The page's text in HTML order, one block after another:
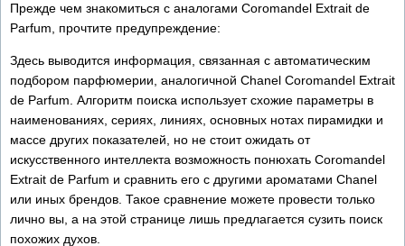
Прежде чем знакомиться с аналогами Coromandel Extrait de
Parfum, прочтите предупреждение:
Здесь выводится информация, связанная с автоматическим
подбором парфюмерии, аналогичной Chanel Coromandel Extrait
de Parfum. Алгоритм поиска использует схожие параметры в
наименованиях, сериях, линиях, основных нотах пирамидки и
массе других показателей, но не стоит ожидать от
искусственного интеллекта возможность понюхать Coromandel
Extrait de Parfum и сравнить его с другими ароматами Chanel
или иных брендов. Такое сравнение можете провести только
лично вы, а на этой странице лишь предлагается сузить поиск
похожих духов.